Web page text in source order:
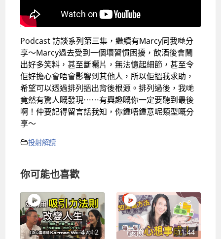
Podcast 訪談系列第三集，繼續有Marcy同我哋分
享～Marcy過去受到一個壞習慣困擾，飲酒後會鬧
出好多笑料，甚至斷曬片，無法憶起細節，甚至令
佢好擔心會唔會影響到其他人，所以佢搵我求助，
希望可以透過排列搵出背後根源。排列過後，我哋
竟然有驚人嘅發現⋯⋯有興趣嘅你一定要聽到最後
啊！仲要記得留言話我知，你鍾唔鍾意呢類型嘅分
享～
投射解讀
你可能也喜歡
47:12 11:44